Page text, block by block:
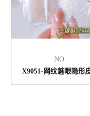
NO.
X9051-网纹魅眼隐形